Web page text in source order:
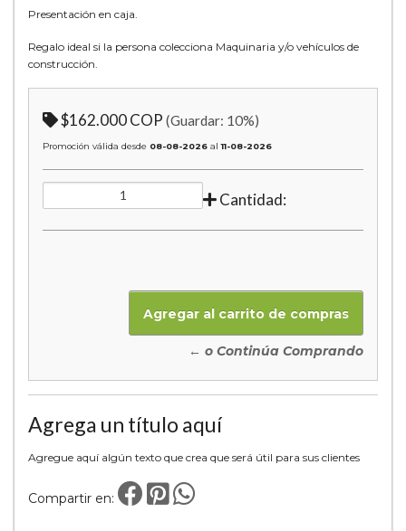
Presentación en caja.
Regalo ideal si la persona colecciona Maquinaria y/o vehículos de
construcción.
$162.000 COP (Guardar: 10%)
Promoción válida desde 08-08-2026 al11-08-2026
Cantidad:
← o Continúa Comprando
Agrega un título aquí
Agregue aquí algún texto que crea que será útil para sus clientes
Compartir en: